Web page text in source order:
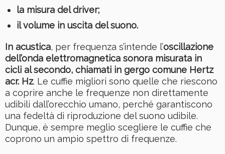
la misura del driver;
il volume in uscita del suono.
In acustica, per frequenza s’intende l’oscillazione
dell’onda elettromagnetica sonora misurata in
cicli al secondo, chiamati in gergo comune Hertz
acr. Hz. Le cuffie migliori sono quelle che riescono
a coprire anche le frequenze non direttamente
udibili dall’orecchio umano, perché garantiscono
una fedeltà di riproduzione del suono udibile.
Dunque, è sempre meglio scegliere le cuffie che
coprono un ampio spettro di frequenze.